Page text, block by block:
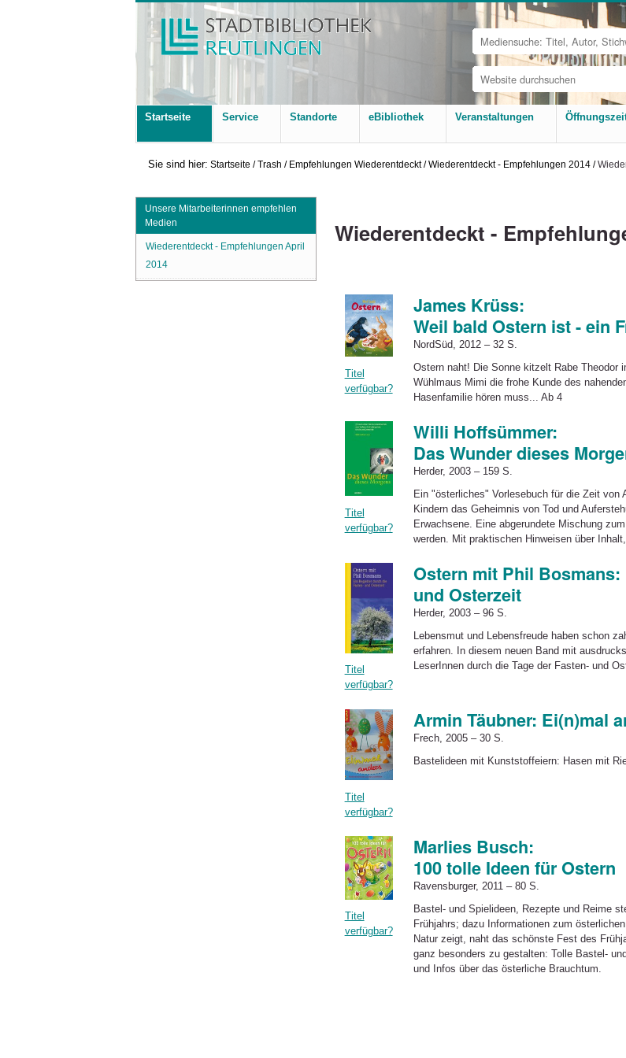
Website
durchsuchen
Erweiterte
Suche…
Startseite Service Standorte eBibliothek Veranstaltungen
Sie sind hier: Startseite /Trash / Empfehlungen Wiederentdeckt /Wiederentdeckt - Empfehlungen 2014 /
Wiederentdeckt -
Titel
verfügbar?
James Krüss:
Weil bald Ostern ist - ein
NordSüd, 2012 – 32 S.
Ostern naht! Die Sonne kitzelt Rabe
Wühlmaus Mimi die frohe Kunde des
Hasenfamilie hören muss... Ab 4
Titel
verfügbar?
Willi Hoffsümmer:
Das Wunder dieses
Herder, 2003 – 159 S.
Ein "österliches" Vorlesebuch für die Zeit
Kindern das Geheimnis von Tod und
Erwachsene. Eine abgerundete Mischung
werden. Mit praktischen Hinweisen über
Titel
verfügbar?
Ostern mit Phil
und Osterzeit
Herder, 2003 – 96 S.
Lebensmut und Lebensfreude haben schon
erfahren. In diesem neuen Band mit
LeserInnen durch die Tage der Fasten- und
Titel
verfügbar?
Armin Täubner: Ei(n)mal
Frech, 2005 – 30 S.
Bastelideen mit Kunststoffeiern: Hasen mit
Titel
verfügbar?
Marlies Busch:
100 tolle Ideen für Ostern
Ravensburger, 2011 – 80 S.
Bastel- und Spielideen, Rezepte und Reime
Frühjahrs; dazu Informationen zum
Natur zeigt, naht das schönste Fest des
ganz besonders zu gestalten: Tolle Bastel-
und Infos über das österliche Brauchtum.
Unsere Mitarbeiterinnen empfehlen
Medien
Wiederentdeckt - Empfehlungen April
2014